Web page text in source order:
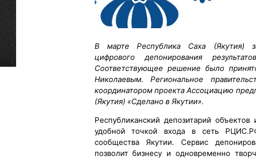
В марте Республика Саха (Якутия)
цифрового депонирования
Соответствующее решение было
Николаевым. Региональное
координатором проекта Ассоциацию
(Якутия) «Сделано в Якутии».
Республиканский депозитарий объектов
удобной точкой входа в сеть
сообщества Якутии. Сервис
позволит бизнесу и одновременно